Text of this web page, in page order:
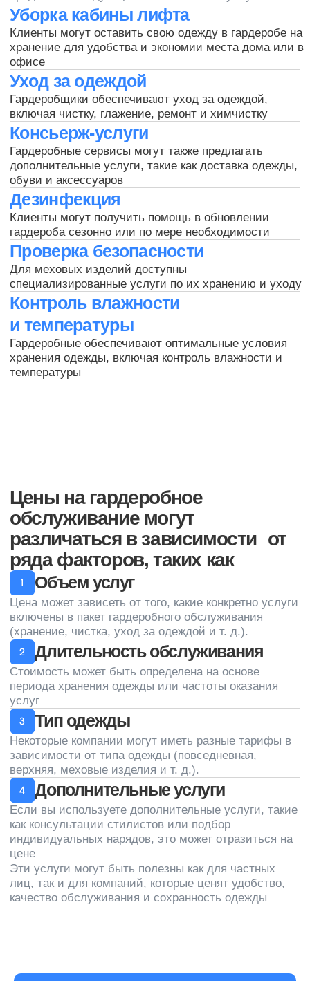
Санкт-Петербург, пр. Косыгина д.25, к3
sales@cleanupcompany.ru
Запишитесь на бесплатную
консультацию и мы вам
позвоним
+7
Я согласен с
обработкой
персональных данных
Оставить заявку
Услуги
Новости
Вакансии
Контакты
Клининг офисов
Уборка коммерческих
помещений
Уборка территории
Мойка окон
Мойка фасадов
Гардеробное обслуживание
Химчистка ковролина
+7 (812) 241-14-13
Косыгина д.25, к3